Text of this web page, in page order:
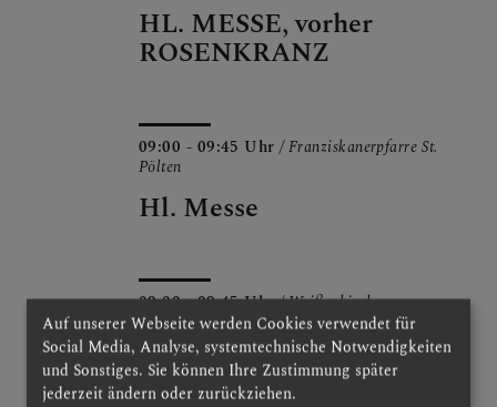
HL. MESSE, vorher
ROSENKRANZ
09:00 - 09:45 Uhr/ Franziskanerpfarre St.
Pölten
Hl. Messe
09:00 - 09:45 Uhr/ Weißenkirchen -
Pfarrkirche
Hl. Messe
Auf unserer Webseite werden Cookies verwendet für
Social Media, Analyse, systemtechnische Notwendigkeiten
und Sonstiges. Sie können Ihre Zustimmung später
jederzeit ändern oder zurückziehen.